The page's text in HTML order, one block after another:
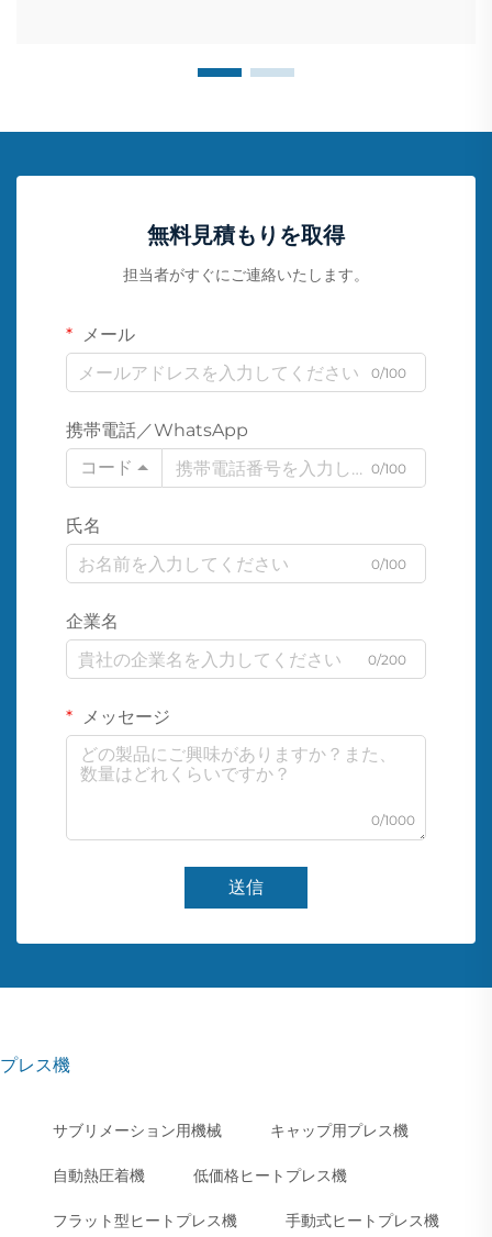
無料見積もりを取得
担当者がすぐにご連絡いたします。
メール
0/100
携帯電話／WhatsApp
コード
0/100
氏名
0/100
企業名
0/200
メッセージ
0/1000
送信
プレス機
サブリメーション用機械 キャップ用プレス機
自動熱圧着機 低価格ヒートプレス機
フラット型ヒートプレス機 手動式ヒートプレス機